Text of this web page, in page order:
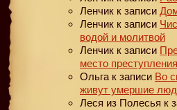
Ленчик к записи
Ленчик к записи
водой и молитвой
Ленчик к записи
место преступления
Ольга к записи Во
живут умершие
Леся из Полесья к